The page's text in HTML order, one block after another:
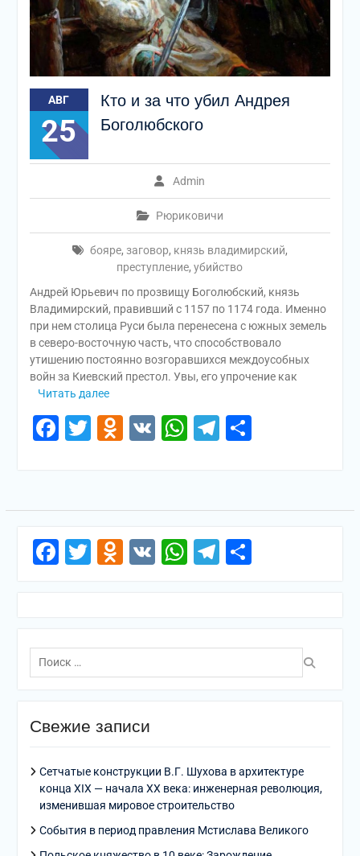
АВГ
25
Кто и за что убил Андрея
Боголюбского
Admin
Рюриковичи
бояре, заговор, князь владимирский,
преступление,убийство
Андрей Юрьевич по прозвищу Боголюбский, князь
Владимирский, правивший с 1157 по 1174 года. Именно
при нем столица Руси была перенесена с южных земель
в северо-восточную часть, что способствовало
утишению постоянно возгоравшихся междоусобных
войн за Киевский престол. Увы, его упрочение как
Читать далее
Facebook
Twitter
Odnoklassniki
VKWhatsApp
Telegram
Facebook
Twitter
Odnoklassniki
VKWhatsApp
Telegram
Поиск
по:
Свежие записи
Сетчатые конструкции В.Г. Шухова в архитектуре
конца XIX — начала XX века: инженерная революция,
изменившая мировое строительство
События в период правления Мстислава Великого